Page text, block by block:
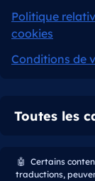
Politique
cookies
Conditions de
Toutes les
🤖 Certains
traductions,